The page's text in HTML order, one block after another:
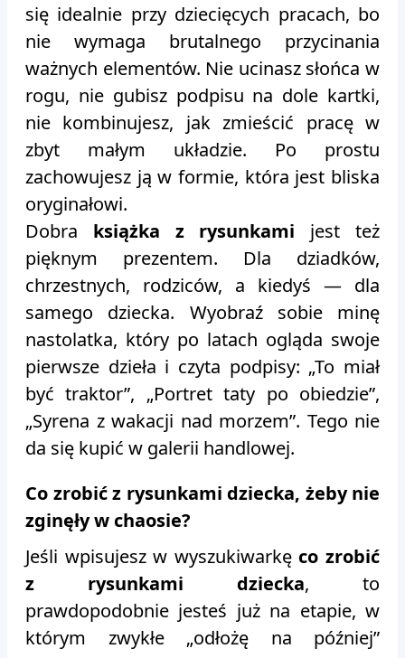
się idealnie przy dziecięcych pracach, bo
nie wymaga brutalnego przycinania
ważnych elementów. Nie ucinasz słońca w
rogu, nie gubisz podpisu na dole kartki,
nie kombinujesz, jak zmieścić pracę w
zbyt małym układzie. Po prostu
zachowujesz ją w formie, która jest bliska
oryginałowi.
Dobra książka z rysunkami jest też
pięknym prezentem. Dla dziadków,
chrzestnych, rodziców, a kiedyś — dla
samego dziecka. Wyobraź sobie minę
nastolatka, który po latach ogląda swoje
pierwsze dzieła i czyta podpisy: „To miał
być traktor”, „Portret taty po obiedzie”,
„Syrena z wakacji nad morzem”. Tego nie
da się kupić w galerii handlowej.
Co zrobić z rysunkami dziecka, żeby nie
zginęły w chaosie?
Jeśli wpisujesz w wyszukiwarkę co zrobić
z rysunkami dziecka, to
prawdopodobnie jesteś już na etapie, w
którym zwykłe „odłożę na później”